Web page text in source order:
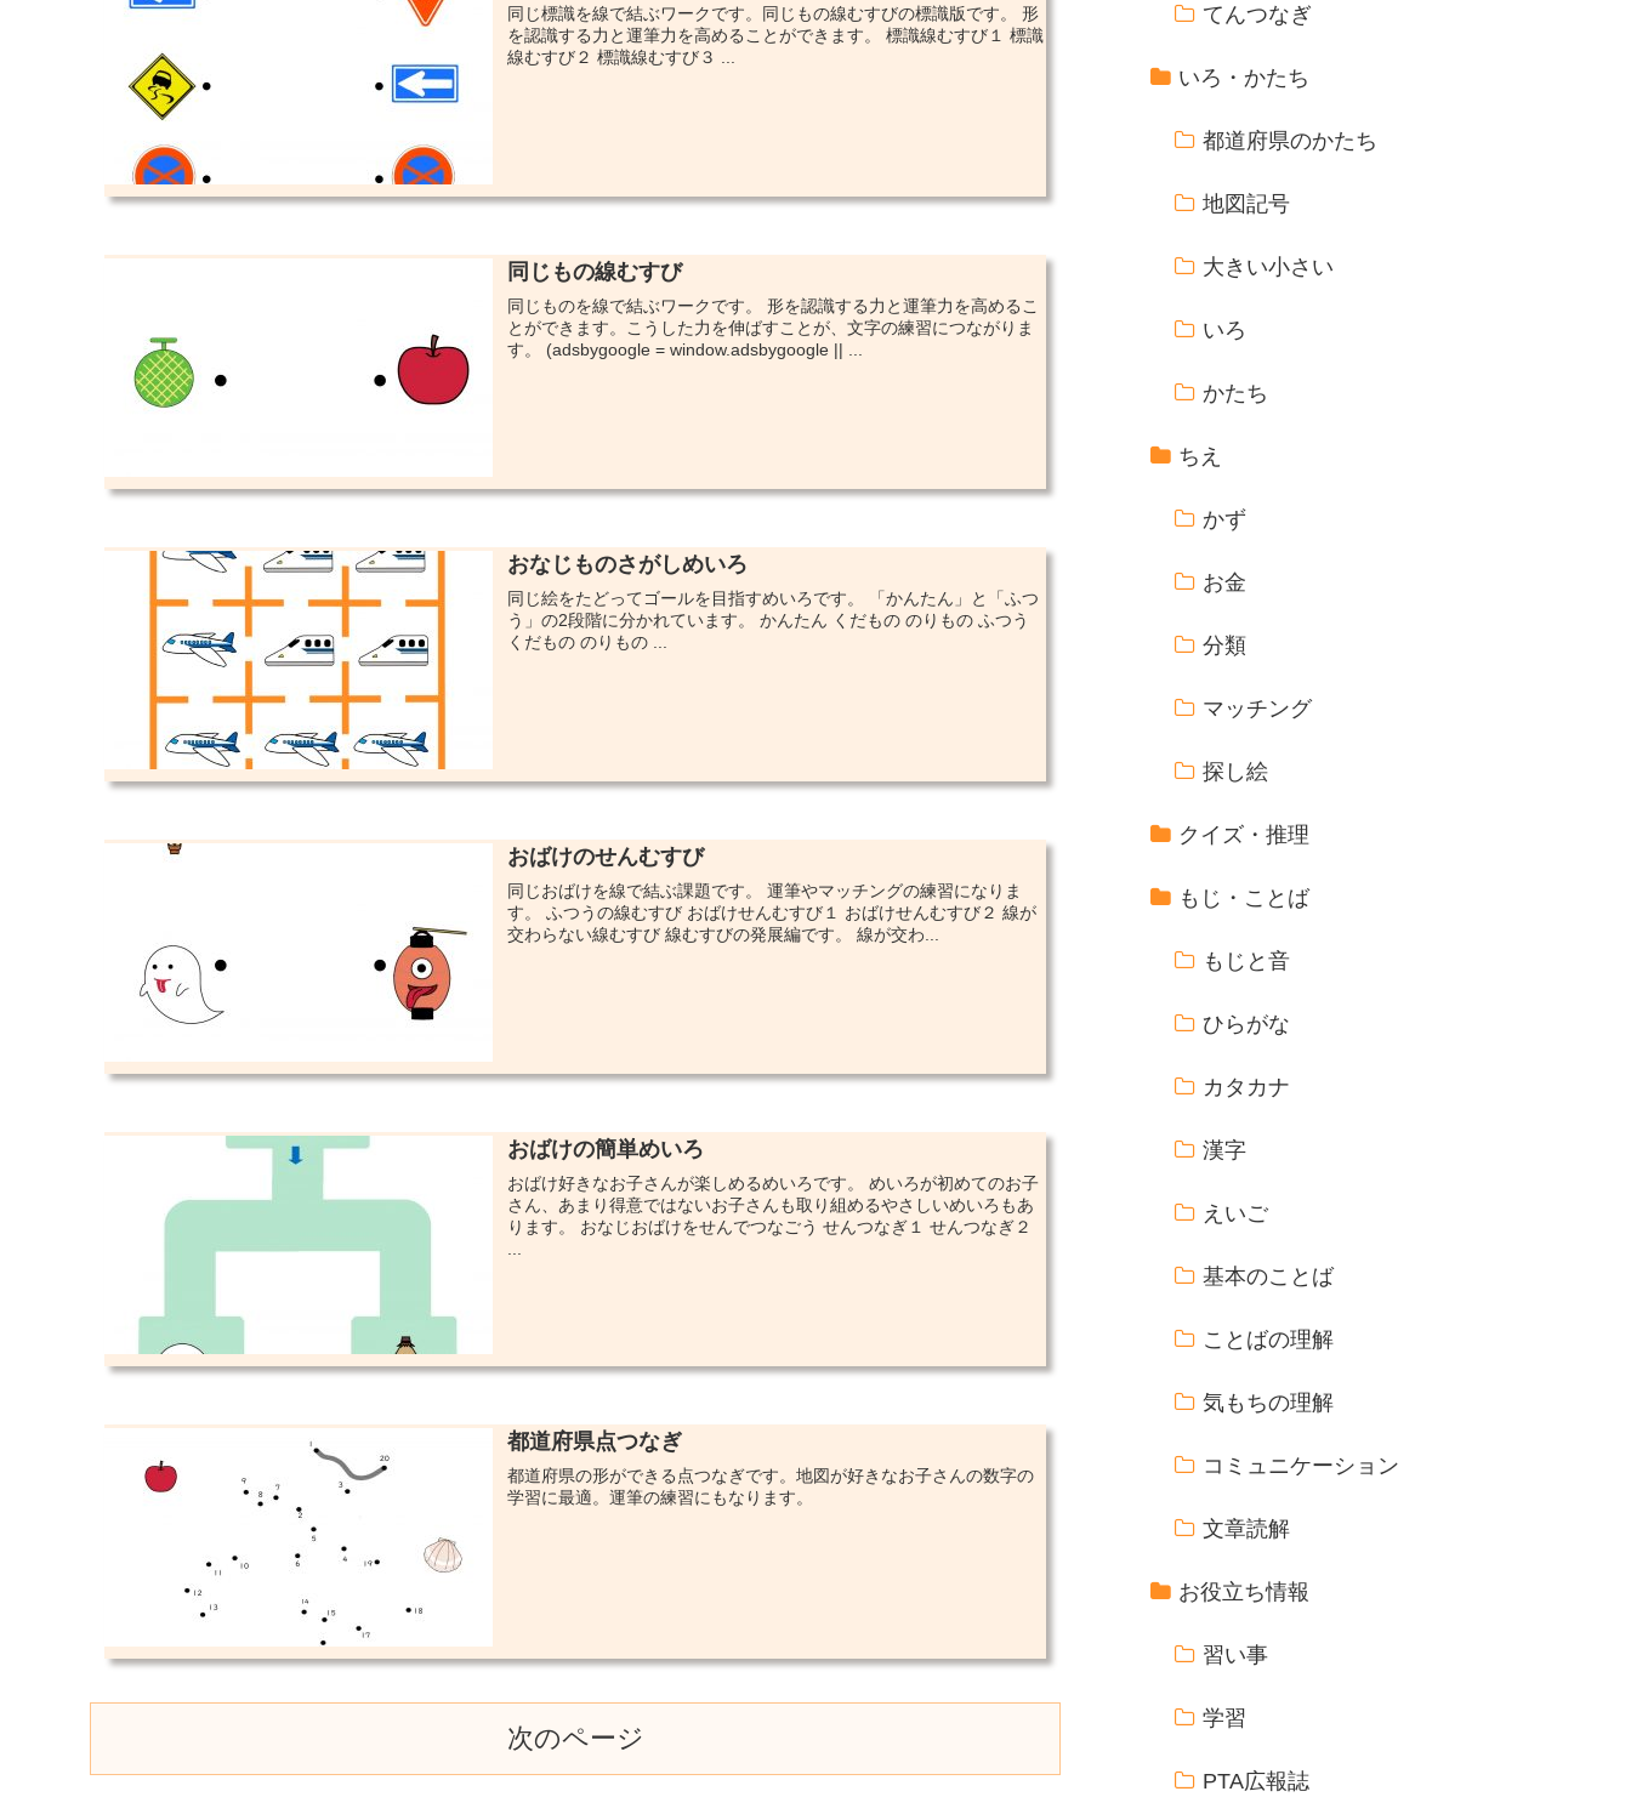
同じ標識を線で結ぶワークです。同じもの線むすびの標識版です。 形
を認識する力と運筆力を高めることができます。 標識線むすび１ 標識
線むすび２ 標識線むすび３ ...
同じもの線むすび
同じものを線で結ぶワークです。 形を認識する力と運筆力を高めるこ
とができます。こうした力を伸ばすことが、文字の練習につながりま
す。 (adsbygoogle = window.adsbygoogle || ...
おなじものさがしめいろ
同じ絵をたどってゴールを目指すめいろです。 「かんたん」と「ふつ
う」の2段階に分かれています。 かんたん くだもの のりもの ふつう
くだもの のりもの ...
おばけのせんむすび
同じおばけを線で結ぶ課題です。 運筆やマッチングの練習になりま
す。 ふつうの線むすび おばけせんむすび１ おばけせんむすび２ 線が
交わらない線むすび 線むすびの発展編です。 線が交わ...
おばけの簡単めいろ
おばけ好きなお子さんが楽しめるめいろです。 めいろが初めてのお子
さん、あまり得意ではないお子さんも取り組めるやさしいめいろもあ
ります。 おなじおばけをせんでつなごう せんつなぎ１ せんつなぎ２
...
都道府県点つなぎ
都道府県の形ができる点つなぎです。地図が好きなお子さんの数字の
学習に最適。運筆の練習にもなります。
次のページ
てんつなぎ
いろ・かたち
都道府県のかたち
地図記号
大きい小さい
いろ
かたち
ちえ
かず
お金
分類
マッチング
探し絵
クイズ・推理
もじ・ことば
もじと音
ひらがな
カタカナ
漢字
えいご
基本のことば
ことばの理解
気もちの理解
コミュニケーション
文章読解
お役立ち情報
習い事
学習
PTA広報誌